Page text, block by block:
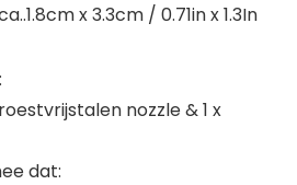
x 3.3cm / 0.71in x 1.3In
nozzle & 1 x
dat: